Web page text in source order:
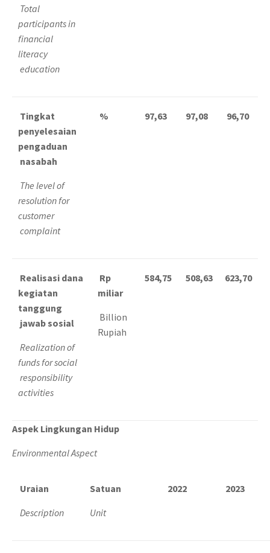
Total
participants in
financial
literacy
education
Tingkat
penyelesaian
pengaduan
nasabah
The level of
resolution for
customer
complaint
% 97,63 97,08 96,70
Realisasi dana
kegiatan
tanggung
jawab sosial
Realization of
funds for social
responsibility
activities
Rp
miliar
Billion
Rupiah
584,75 508,63 623,70
Aspek Lingkungan Hidup
Environmental Aspect
Uraian
Description
Satuan
Unit
2022 2023